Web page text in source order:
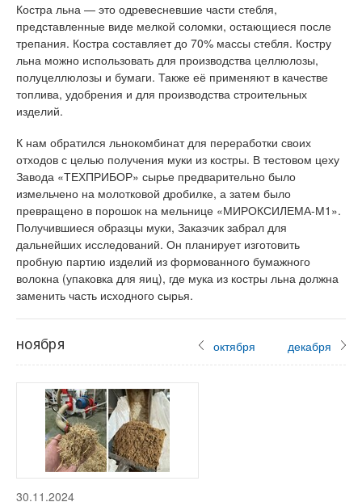
Костра льна — это одревесневшие части стебля,
представленные виде мелкой соломки, остающиеся после
трепания. Костра составляет до 70% массы стебля. Костру
льна можно использовать для производства целлюлозы,
полуцеллюлозы и бумаги. Также её применяют в качестве
топлива, удобрения и для производства строительных
изделий.
К нам обратился льнокомбинат для переработки своих
отходов с целью получения муки из костры. В тестовом цеху
Завода «ТЕХПРИБОР» сырье предварительно было
измельчено на молотковой дробилке, а затем было
превращено в порошок на мельнице «МИРОКСИЛЕМА-М1».
Получившиеся образцы муки, Заказчик забрал для
дальнейших исследований. Он планирует изготовить
пробную партию изделий из формованного бумажного
волокна (упаковка для яиц), где мука из костры льна должна
заменить часть исходного сырья.
октября декабря
ноября
30.11.2024